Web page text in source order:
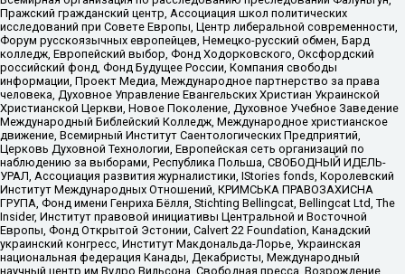
Пражский гражданский центр, Ассоциация школ политических
исследований при Совете Европы, Центр либеральной современности,
Форум русскоязычных европейцев, Немецко-русский обмен, Бард
колледж, Европейский выбор, Фонд Ходорковского, Оксфордский
российский фонд, Фонд Будущее России, Компания свободы
информации, Проект Медиа, Международное партнерство за права
человека, Духовное Управление Евангельских Христиан Украинской
Христианской Церкви, Новое Поколение, Духовное Учебное Заведение
Международный Библейский Колледж, Международное христианское
движение, Всемирный Институт Саентологических Предприятий,
Церковь Духовной Технологии, Европейская сеть организаций по
наблюдению за выборами, Республика Польша, СВОБОДНЫЙ ИДЕЛЬ-
УРАЛ, Ассоциация развития журналистики, IStories fonds, Королевский
Институт Международных Отношений, КРИМСЬКА ПРАВОЗАХИСНА
ГРУПА, Фонд имени Генриха Бёлля, Stichting Bellingcat, Bellingcat Ltd, The
Insider, Институт правовой инициативы Центральной и Восточной
Европы, Фонд Открытой Эстонии, Calvert 22 Foundation, Канадский
украинский конгресс, Институт Макдональда-Лорье, Украинская
национальная федерация Канады, Декабристы, Международный
научный центр им Вудро Вильсона, Свободная пресса, Возрождение,